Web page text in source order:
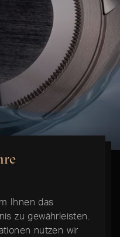
Meilenstein in der
Ihnen das
zu gewährleisten.
nutzen wir